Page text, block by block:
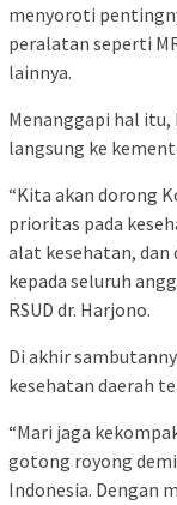
menyoroti
peralatan seperti
lainnya.
Menanggapi hal
langsung ke
“Kita akan dorong
prioritas pada
alat kesehatan, dan
kepada seluruh
RSUD dr. Harjono.
Di akhir
kesehatan daerah
“Mari jaga
gotong royong
Indonesia. Dengan